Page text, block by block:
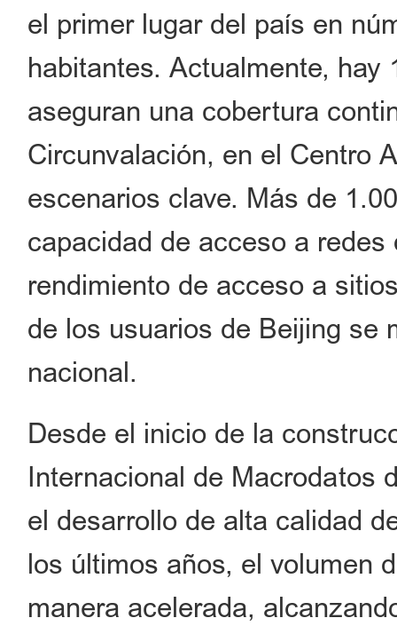
el primer lugar del país en
habitantes. Actualmente,
aseguran una cobertura
Circunvalación, en el Centro
escenarios clave. Más de
capacidad de acceso a
rendimiento de acceso a
de los usuarios de Beijing se
nacional.
Desde el inicio de la
Internacional de Macrodatos
el desarrollo de alta calidad
los últimos años, el volumen
manera acelerada,